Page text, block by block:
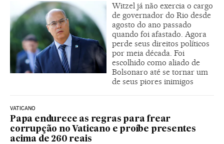
Witzel já não exercia o cargo
de governador do Rio desde
agosto do ano passado
quando foi afastado. Agora
perde seus direitos políticos
por meia década. Foi
escolhido como aliado de
Bolsonaro até se tornar um
de seus piores inimigos
VATICANO
Papa endurece as regras para frear
corrupção no Vaticano e proíbe presentes
acima de 260 reais